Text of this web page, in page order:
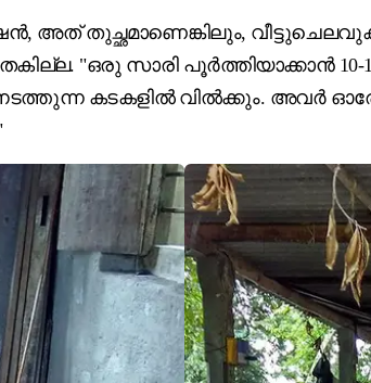
തുച്ഛമാണെങ്കിലും,
"ഒരു സാരി പൂർത്തിയാക്കാൻ
കടകളിൽ വിൽക്കും. അവർ ഓരോ